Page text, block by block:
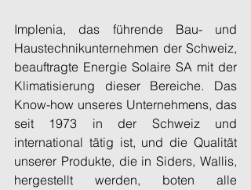
Implenia, das führende Bau- und
Haustechnikunternehmen der Schweiz,
beauftragte Energie Solaire SA mit der
Klimatisierung dieser Bereiche. Das
Know-how unseres Unternehmens, das
seit 1973 in der Schweiz und
international tätig ist, und die Qualität
unserer Produkte, die in Siders, Wallis,
hergestellt werden, boten alle